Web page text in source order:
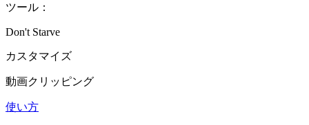
ツール：
Don't Starve
カスタマイズ
動画クリッピング
使い方